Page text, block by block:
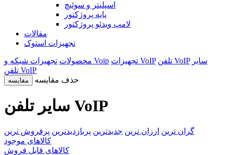
اسپلیتر و سوئیچ
پایه پروژکتور
لامپ ویدئو پروژکتور
مقالات
تجهیزات استوک
محصولات تجهیزات شبکه و Voip تجهیزات VoIP تلفن VoIP سایر
تلفن VoIP
مقایسه حذف مقایسه
سایر تلفن VoIP
گران ترین ارزان ترین جدیدترین پربازدیدترین پرفروش ترین
کالاهای موجود
کالاهای قابل فروش